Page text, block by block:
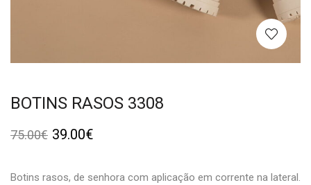
BOTINS RASOS 3308
75.00€ 39.00€
Botins rasos, de senhora com aplicação em corrente na lateral.